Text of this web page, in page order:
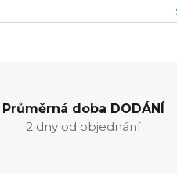
Průměrná doba DODÁNÍ
2 dny od objednání